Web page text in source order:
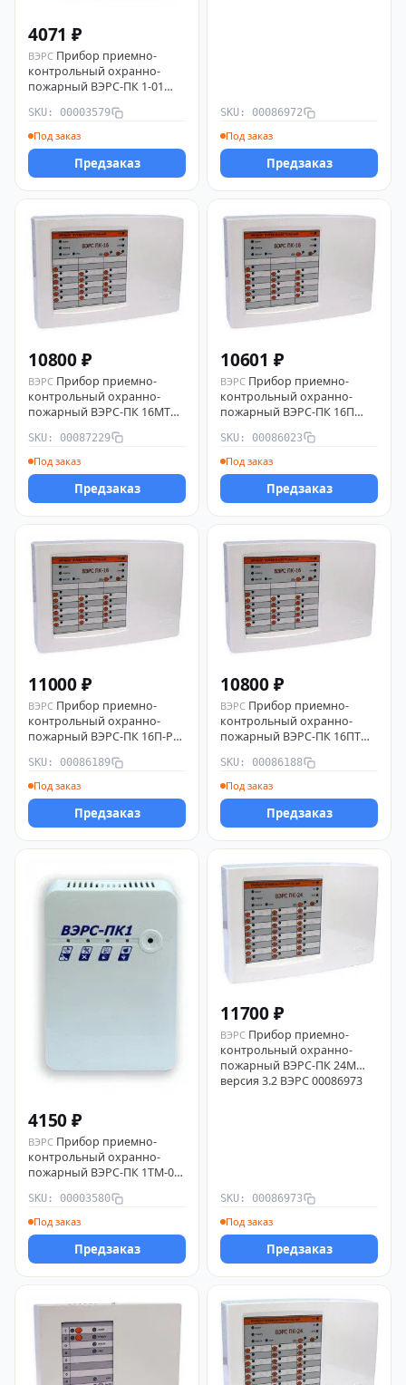
4071 ₽
ВЭРС Прибор приемно-
контрольный охранно-
пожарный ВЭРС-ПК 1-01
SKU: 00003579
Под заказ
Предзаказ
SKU: 00086972
Под заказ
Предзаказ
10800 ₽
ВЭРС Прибор приемно-
контрольный охранно-
пожарный ВЭРС-ПК 16МТ
SKU: 00087229
Под заказ
Предзаказ
10601 ₽
ВЭРС Прибор приемно-
контрольный охранно-
пожарный ВЭРС-ПК 16П
SKU: 00086023
Под заказ
Предзаказ
11000 ₽
ВЭРС Прибор приемно-
контрольный охранно-
пожарный ВЭРС-ПК 16П-РС
SKU: 00086189
Под заказ
Предзаказ
10800 ₽
ВЭРС Прибор приемно-
контрольный охранно-
пожарный ВЭРС-ПК 16ПТ
SKU: 00086188
Под заказ
Предзаказ
4150 ₽
ВЭРС Прибор приемно-
контрольный охранно-
пожарный ВЭРС-ПК 1ТМ-01
SKU: 00003580
Под заказ
Предзаказ
11700 ₽
ВЭРС Прибор приемно-
контрольный охранно-
пожарный ВЭРС-ПК 24М
версия 3.2 ВЭРС 00086973
SKU: 00086973
Под заказ
Предзаказ